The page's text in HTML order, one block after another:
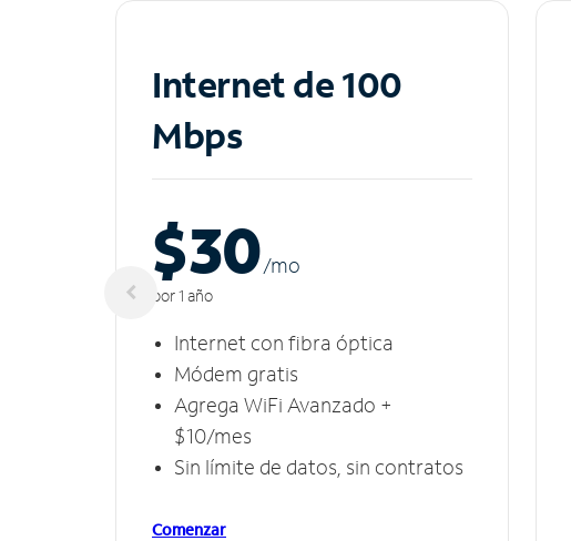
Internet de 100
Mbps
$30/mo
por 1 año
Internet con fibra óptica
Módem gratis
Agrega WiFi Avanzado +
$10/mes
Sin límite de datos, sin contratos
Comenzar